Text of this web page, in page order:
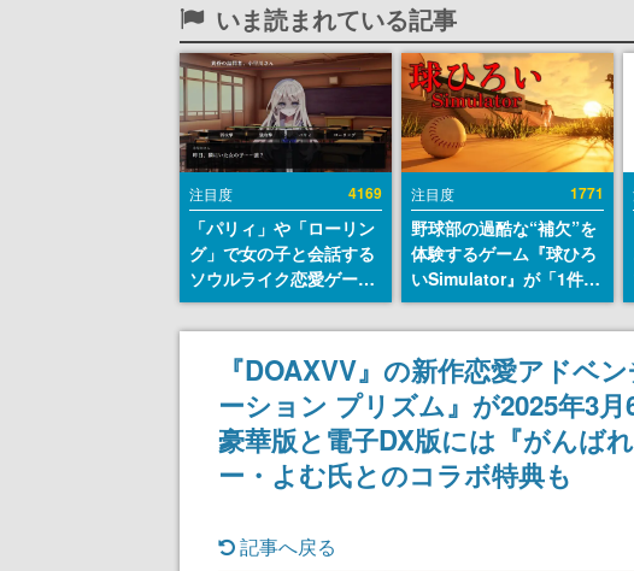
いま読まれている記事
注目度 4169
「パリィ」や「ローリン
グ」で女の子と会話する
ソウルライク恋愛ゲーム
『小早川さんはソウルラ
イク』無料公開。返事に
失敗すると「YOU
DIED」
注目度 1771
野球部の過酷な“補欠”を
体験するゲーム『球ひろ
いSimulator』が「1件」
のウィッシュリストをも
とにチェコ語に対応し
SNSで話題に。『キング
ダム・カム』開発元やチ
ェコのプロ野球選手から
称賛の声
『DOAXVV』の新作恋愛アドベ
ーション プリズム』が2025年3月
豪華版と電子DX版には『がんば
ー・よむ氏とのコラボ特典も
記事へ戻る